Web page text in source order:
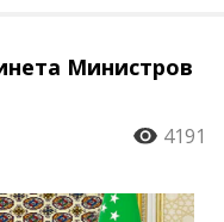
Министров
4191